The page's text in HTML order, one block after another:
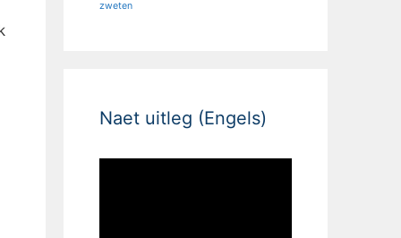
zweten
Naet uitleg (Engels)